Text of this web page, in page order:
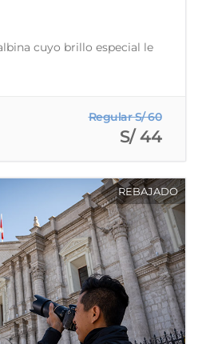
cuyo brillo especial le
Regular S/ 60
S/ 44
REBAJADO